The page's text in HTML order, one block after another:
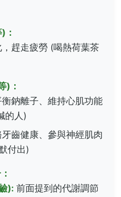
：
趕走疲勞 (喝熱荷葉茶
)：
鈉離子、維持心肌功能
的人)
齒健康、參與神經肌肉
付出)
): 前面提到的代謝調節